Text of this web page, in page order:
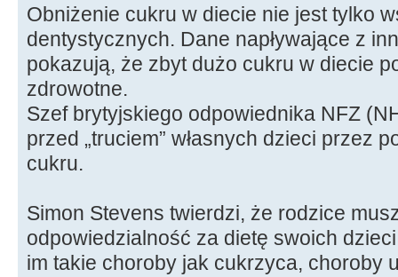
Obniżenie cukru w diecie nie jest tylko
dentystycznych. Dane napływające z
pokazują, że zbyt dużo cukru w diecie
zdrowotne.
Szef brytyjskiego odpowiednika NFZ
przed „truciem” własnych dzieci przez
cukru.
Simon Stevens twierdzi, że rodzice
odpowiedzialność za dietę swoich
im takie choroby jak cukrzyca, choroby